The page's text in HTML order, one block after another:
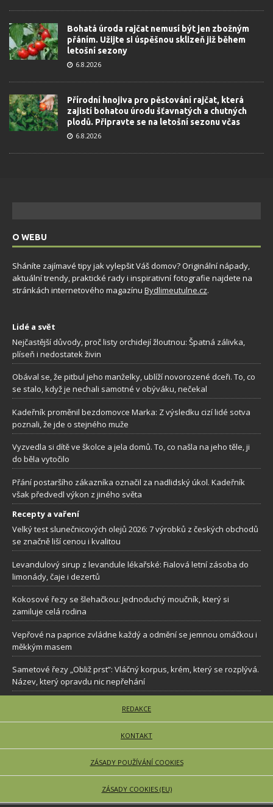
Bohatá úroda rajčat nemusí být jen zbožným
přáním. Užijte si úspěšnou sklizeň již během
letošní sezony
6.8.2026
Přírodní hnojiva pro pěstování rajčat, která
zajistí bohatou úrodu šťavnatých a chutných
plodů. Připravte se na letošní sezonu včas
6.8.2026
O WEBU
Sháníte zajímavé tipy jak vylepšit Váš domov? Originální nápady,
aktuální trendy, praktické rady i inspirativní fotografie najdete na
stránkách internetového magazínu Bydlimeutulne.cz.
Lidé a svět
Nejčastější důvody, proč listy orchidejí žloutnou: Špatná zálivka,
plíseň i nedostatek živin
Obával se, že pitbul jeho manželky, ublíží novorozené dceři. To, co
se stalo, když je nechali samotné v obýváku, nečekal
Kadeřník proměnil bezdomovce Marka: Z výsledku cizí lidé sotva
poznali, že jde o stejného muže
Vyzvedla si dítě ve školce a jela domů. To, co našla na jeho těle, ji
do běla vytočilo
Přání postaršího zákazníka označil za nadlidský úkol. Kadeřník
však předvedl výkon z jiného světa
Recepty a vaření
Velký test slunečnicových olejů 2026: 7 výrobků z českých obchodů
se značně liší cenou i kvalitou
Levandulový sirup z levandule lékařské: Fialová letní zásoba do
limonády, čaje i dezertů
Kokosové řezy se šlehačkou: Jednoduchý moučník, který si
zamiluje celá rodina
Vepřové na paprice zvládne každý a odmění se jemnou omáčkou i
měkkým masem
Sametové řezy „Obliž prst”: Vláčný korpus, krém, který se rozplývá.
Název, který opravdu nic nepřehání
REDAKCE
KONTAKT
ZÁSADY POUŽÍVÁNÍ COOKIES
ZÁSADY COOKIES (EU)